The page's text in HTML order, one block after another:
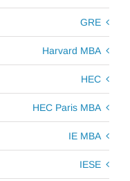
GRE
Harvard MBA
HEC
HEC Paris MBA
IE MBA
IESE